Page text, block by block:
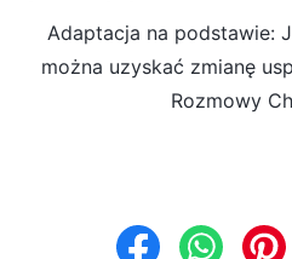
Adaptacja na podstawie:
można uzyskać zmianę
Rozmowy